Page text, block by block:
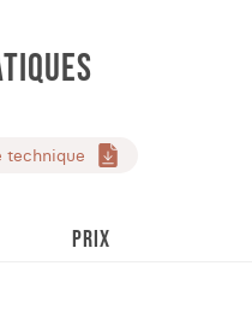
technique
PRIX